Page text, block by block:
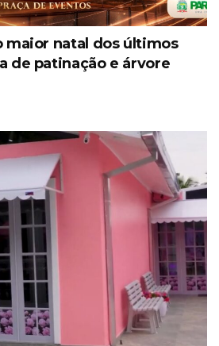
maior natal dos últimos
de patinação e árvore